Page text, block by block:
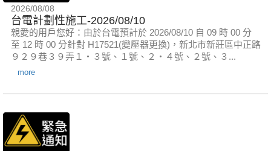
2026/08/08
台電計劃性施工-2026/08/10
親愛的用戶您好：由於台電預計於 2026/08/10 自 09 時 00 分
至 12 時 00 分針對 H17521(變壓器更換)，新北市新莊區中正路
９２９巷３９弄１‧３號、１號、２‧４號、２號、３...
more